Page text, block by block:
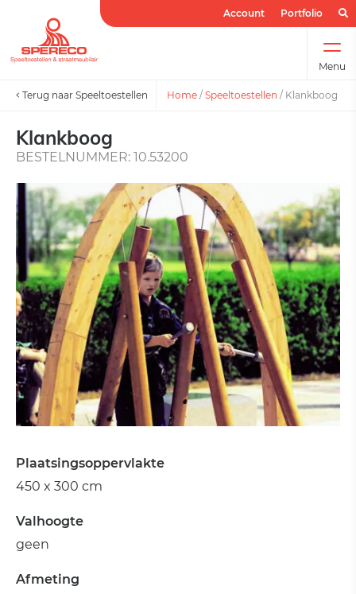
Account Portfolio
Menu
Terug naar Speeltoestellen Home / Speeltoestellen / Klankboog
Klankboog
BESTELNUMMER: 10.53200
Plaatsingsoppervlakte
450 x 300 cm
Valhoogte
geen
Afmeting